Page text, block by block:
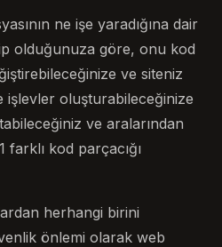
ne işe yaradığına dair
olduğunuza göre, onu kod
ve siteniz
işlevler oluşturabileceğinize
ve aralarından
farklı kod parçacığı
herhangi birini
önlemi olarak web